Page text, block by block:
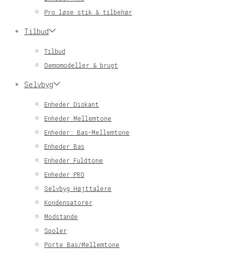
Pro løse stik & tilbehør
Tilbud
Tilbud
Demomodeller & brugt
Selvbyg
Enheder Diskant
Enheder Mellemtone
Enheder: Bas-Mellemtone
Enheder Bas
Enheder Fuldtone
Enheder PRO
Selvbyg Højttalere
Kondensatorer
Modstande
Spoler
Porte Bas/Mellemtone